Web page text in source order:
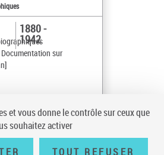
sur
1880 -
1942
10
résultats/page
et vous donne le contrôle sur ceux que
souhaitez activer
TOUT REFUSER